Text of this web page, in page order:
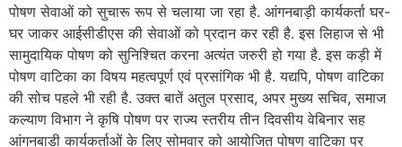
पोषण सेवाओं को सुचारू रूप से चलाया जा रहा है. आंगनबाड़ी कार्यकर्ता घर-
घर जाकर आईसीडीएस की सेवाओं को प्रदान कर रही है. इस लिहाज से भी
सामुदायिक पोषण को सुनिश्चित करना अत्यंत जरुरी हो गया है. इस कड़ी में
पोषण वाटिका का विषय महत्वपूर्ण एवं प्रसांगिक भी है. यद्यपि, पोषण वाटिका
की सोच पहले भी रही है. उक्त बातें अतुल प्रसाद, अपर मुख्य सचिव, समाज
कल्याण विभाग ने कृषि पोषण पर राज्य स्तरीय तीन दिवसीय वेबिनार सह
आंगनबाड़ी कार्यकर्ताओं के लिए सोमवार को आयोजित पोषण वाटिका पर